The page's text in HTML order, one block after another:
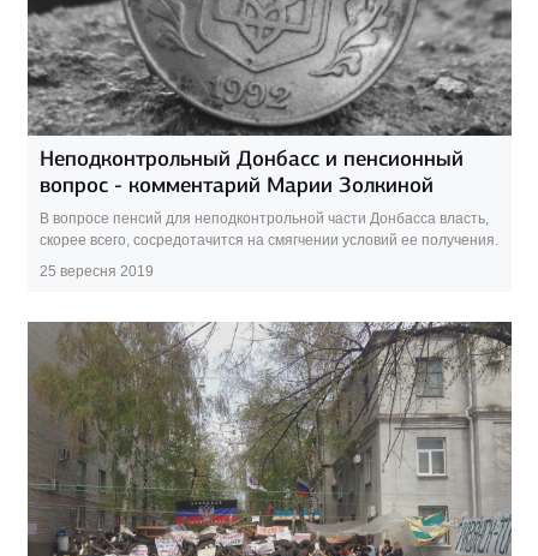
Неподконтрольный Донбасс и пенсионный
вопрос - комментарий Марии Золкиной
В вопросе пенсий для неподконтрольной части Донбасса власть,
скорее всего, сосредотачится на смягчении условий ее получения.
25 вересня 2019